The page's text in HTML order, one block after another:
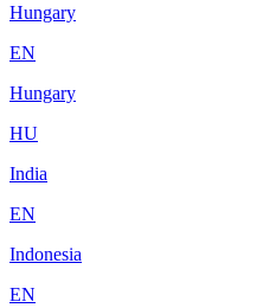
Hungary
EN
Hungary
HU
India
EN
Indonesia
EN